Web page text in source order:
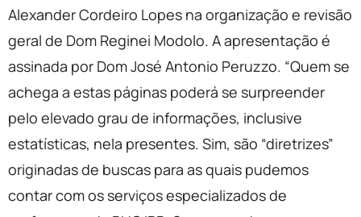
Alexander Cordeiro Lopes na organização e revisão
geral de Dom Reginei Modolo. A apresentação é
assinada por Dom José Antonio Peruzzo. “Quem se
achega a estas páginas poderá se surpreender
pelo elevado grau de informações, inclusive
estatísticas, nela presentes. Sim, são “diretrizes”
originadas de buscas para as quais pudemos
contar com os serviços especializados de